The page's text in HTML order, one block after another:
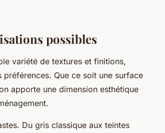
possibles
variété de textures et finitions,
Que ce soit une surface
apporte une dimension esthétique
Du gris classique aux teintes